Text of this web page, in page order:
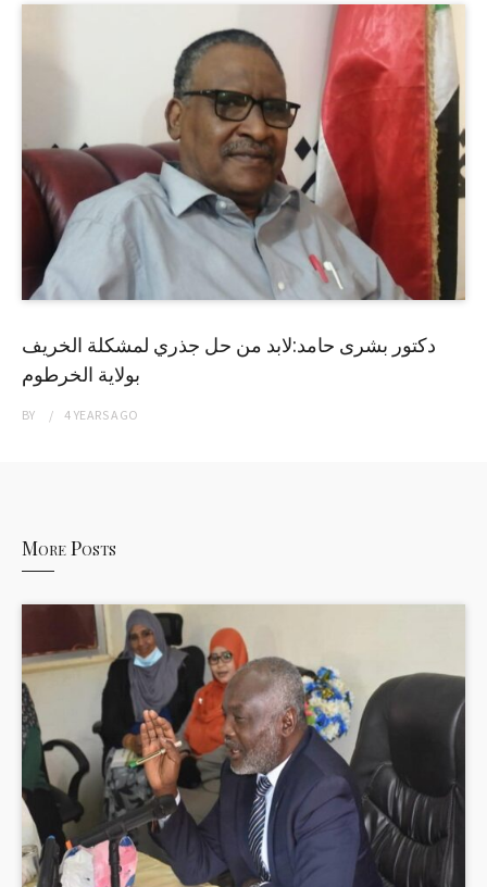
دكتور بشرى حامد:لابد من حل جذري لمشكلة الخريف
بولاية الخرطوم
BY 4 YEARSAGO
More Posts